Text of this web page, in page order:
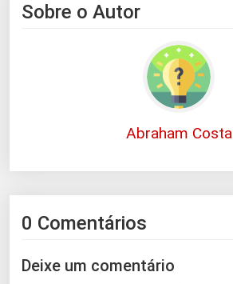
Sobre o Autor
Abraham Costa
0 Comentários
Deixe um comentário